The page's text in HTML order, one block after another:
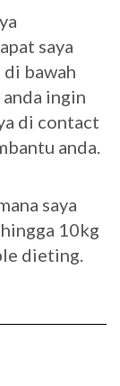
saya
bawah
ingin
di contact
anda.
saya
10kg
dieting.